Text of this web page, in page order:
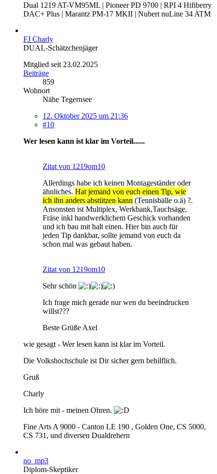
Dual 1219 AT-VM95ML | Pioneer PD 9700 | RPI 4 Hifiberry
DAC+ Plus | Marantz PM-17 MKII | Nubert nuLine 34 ATM
FJ Charly
DUAL-Schätzchenjäger
Mitglied seit 23.02.2025
Beiträge
859
Wohnort
Nähe Tegernsee
12. Oktober 2025 um 21:36
#10
Wer lesen kann ist klar im Vorteil......
Zitat von 1219om10
Allerdings habe ich keinen Montageständer oder
ähnliches. Hat jemand von euch einen Tip, wie
ich ihn anders abstützen kann (Tennisbälle o.ä) ?.
Ansonsten ist Multiplex, Werkbank,Tauchsäge,
Fräse inkl handwerklichem Geschick vorhanden
und ich bau mit halt einen. Hier bin auch für
jeden Tip dankbar, sollte jemand von euch da
schon mal was gebaut haben.
Zitat von 1219om10
Sehr schön
Ich frage mich gerade nur wen du beeindrucken
willst???
Beste Grüße Axel
wie gesagt - Wer lesen kann ist klar im Vorteil.
Die Volkshochschule ist Dir sicher gern behilflich.
Gruß
Charly
Ich höre mit - meinen Ohren.
Fine Arts A 9000 - Canton LE 190 , Golden One, CS 5000,
CS 731, und diversen Dualdrehern
no_mp3
Diplom-Skeptiker